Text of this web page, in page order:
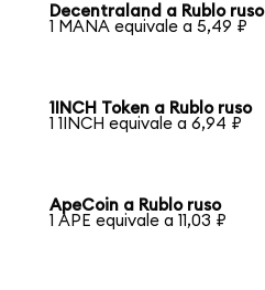
Decentraland a Rublo ruso
1 MANA equivale a 5,49 ₽
1INCH Token a Rublo ruso
1 1INCH equivale a 6,94 ₽
ApeCoin a Rublo ruso
1 APE equivale a 11,03 ₽